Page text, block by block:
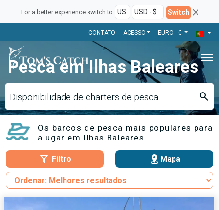
For a better experience switch to Switch
CONTATO ACESSO EURO - €
menu
Pesca em Ilhas Baleares
Disponibilidade de charters de pesca search
Os barcos de pesca mais populares para
alugar em Ilhas Baleares
Filtro Mapa